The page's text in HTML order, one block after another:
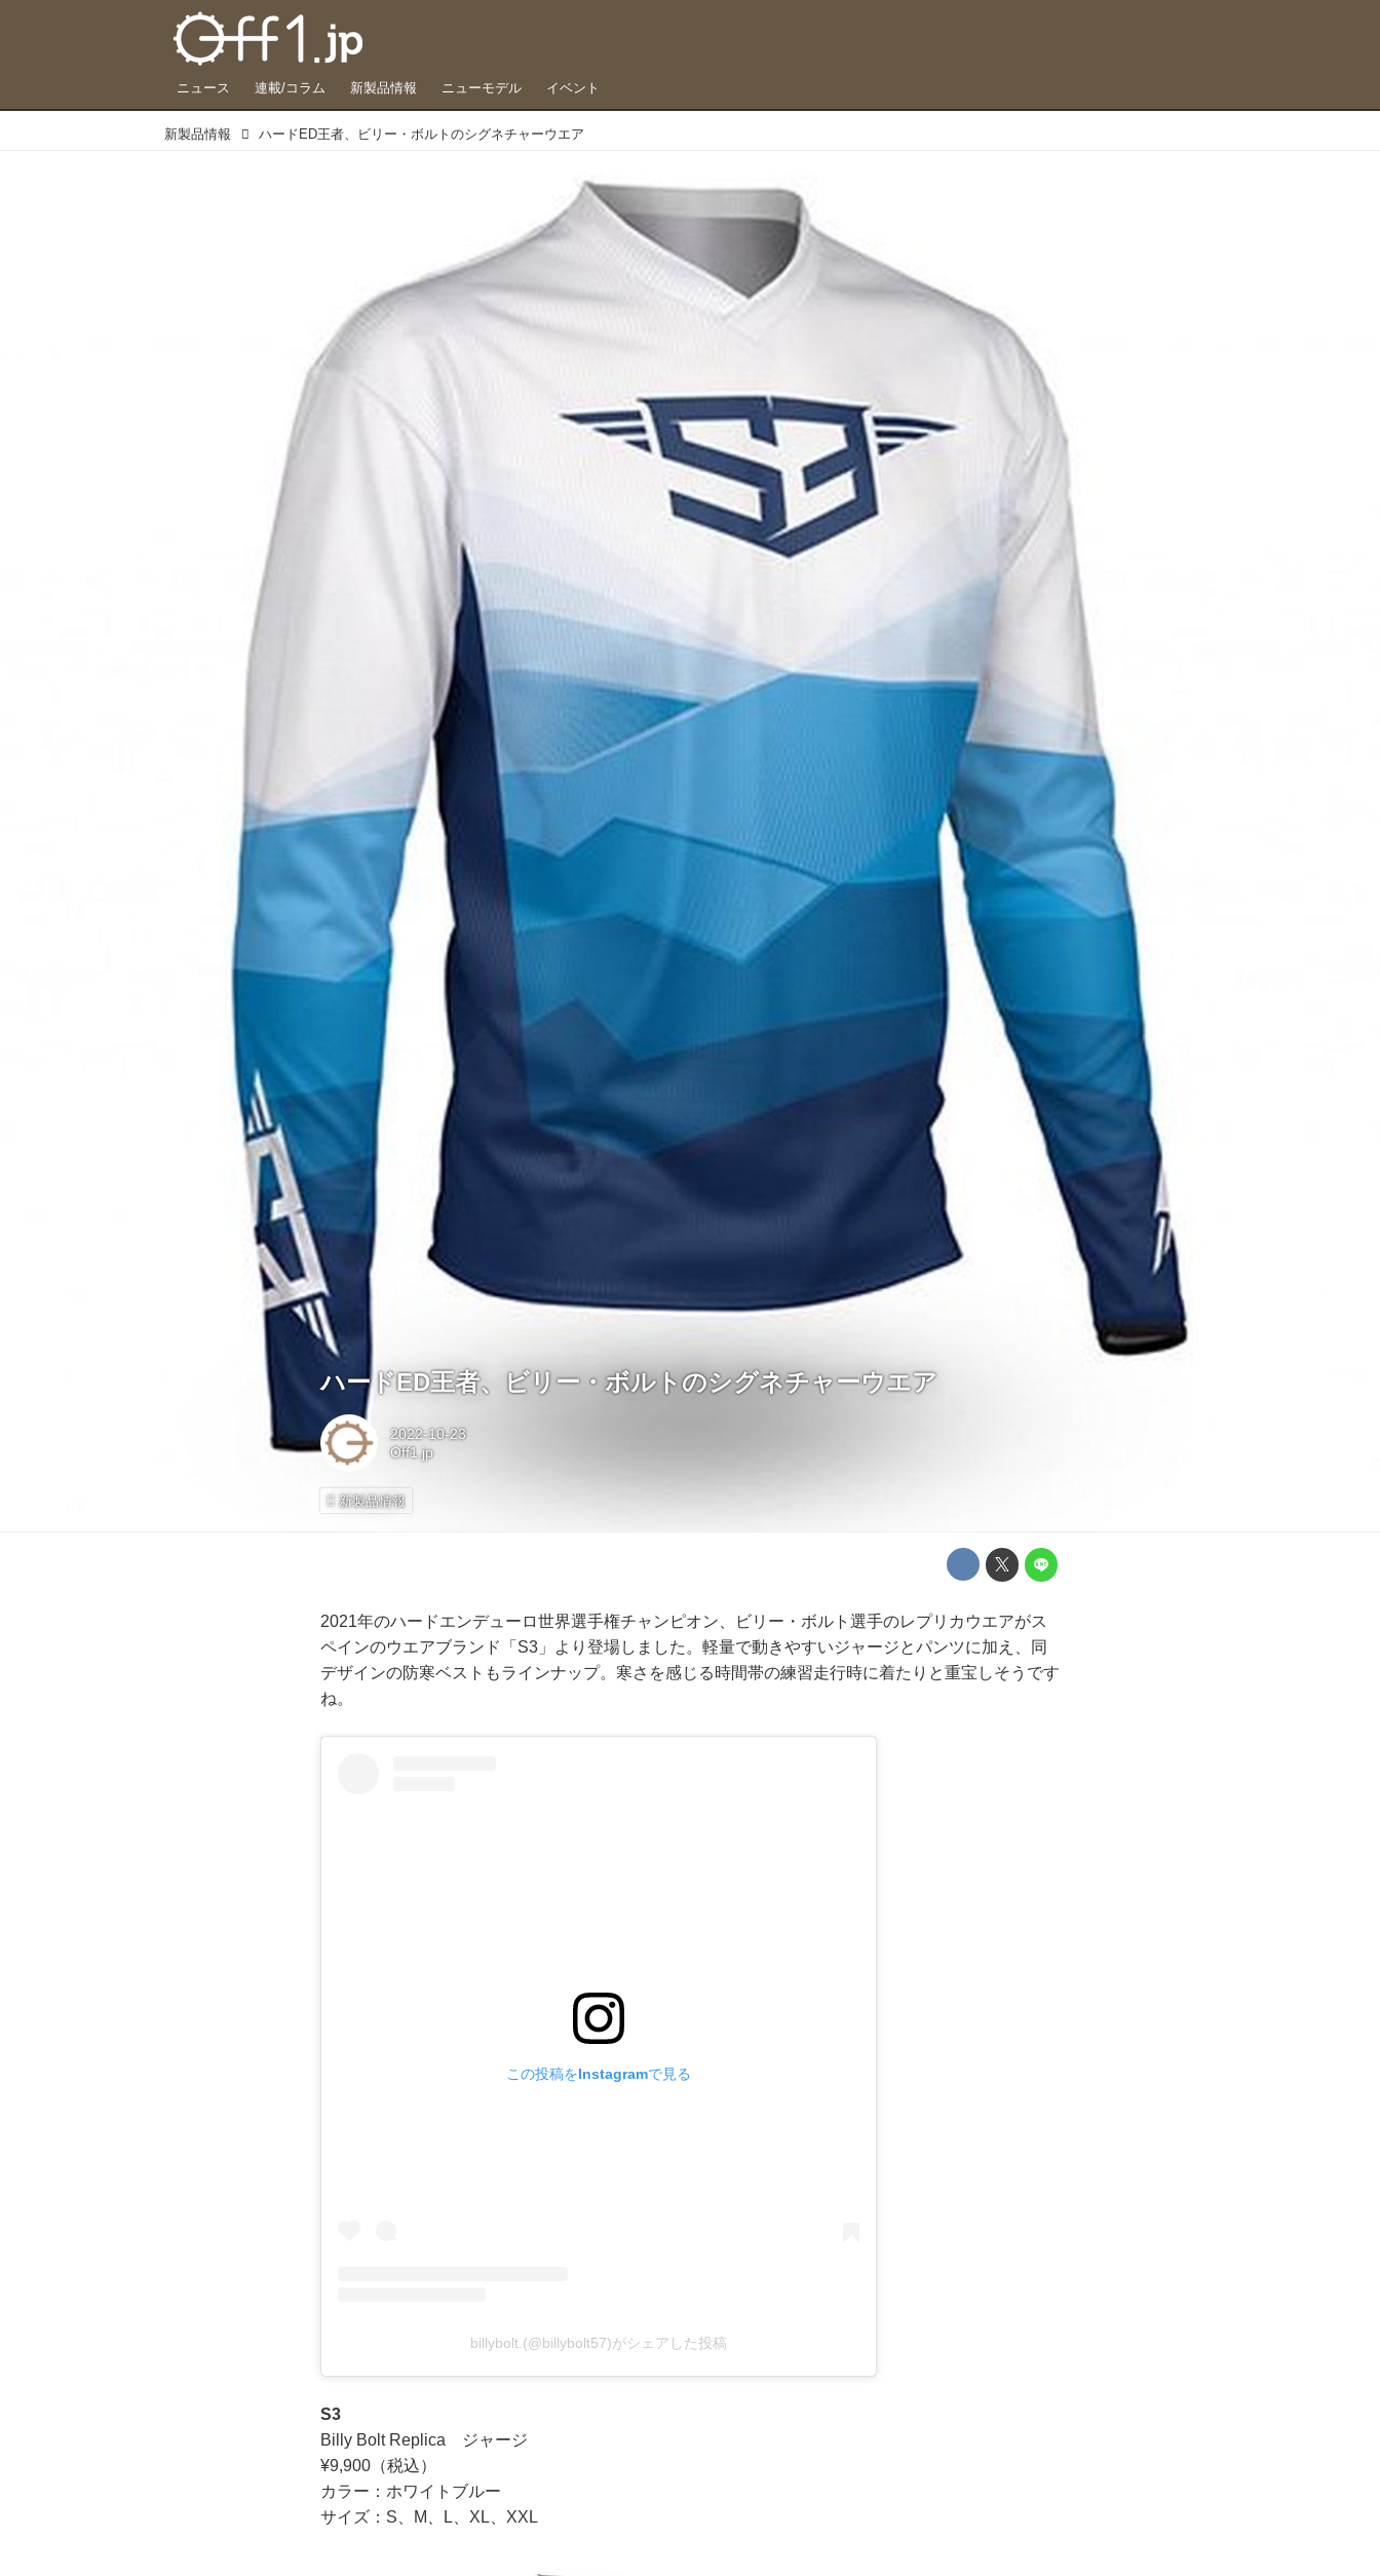
ニュース 連載/コラム 新製品情報 ニューモデル イベント
新製品情報 ハードED王者、ビリー・ボルトのシグネチャーウエア
ハードED王者、ビリー・ボルトのシグネチャーウエア
2022-10-23
Off1.jp
新製品情報
2021年のハードエンデューロ世界選手権チャンピオン、ビリー・ボルト選手のレプリカウエアがス
ペインのウエアブランド「S3」より登場しました。軽量で動きやすいジャージとパンツに加え、同
デザインの防寒ベストもラインナップ。寒さを感じる時間帯の練習走行時に着たりと重宝しそうです
ね。
この投稿をInstagramで見る
billybolt.(@billybolt57)がシェアした投稿
S3
Billy Bolt Replica ジャージ
¥9,900（税込）
カラー：ホワイトブルー
サイズ：S、M、L、XL、XXL